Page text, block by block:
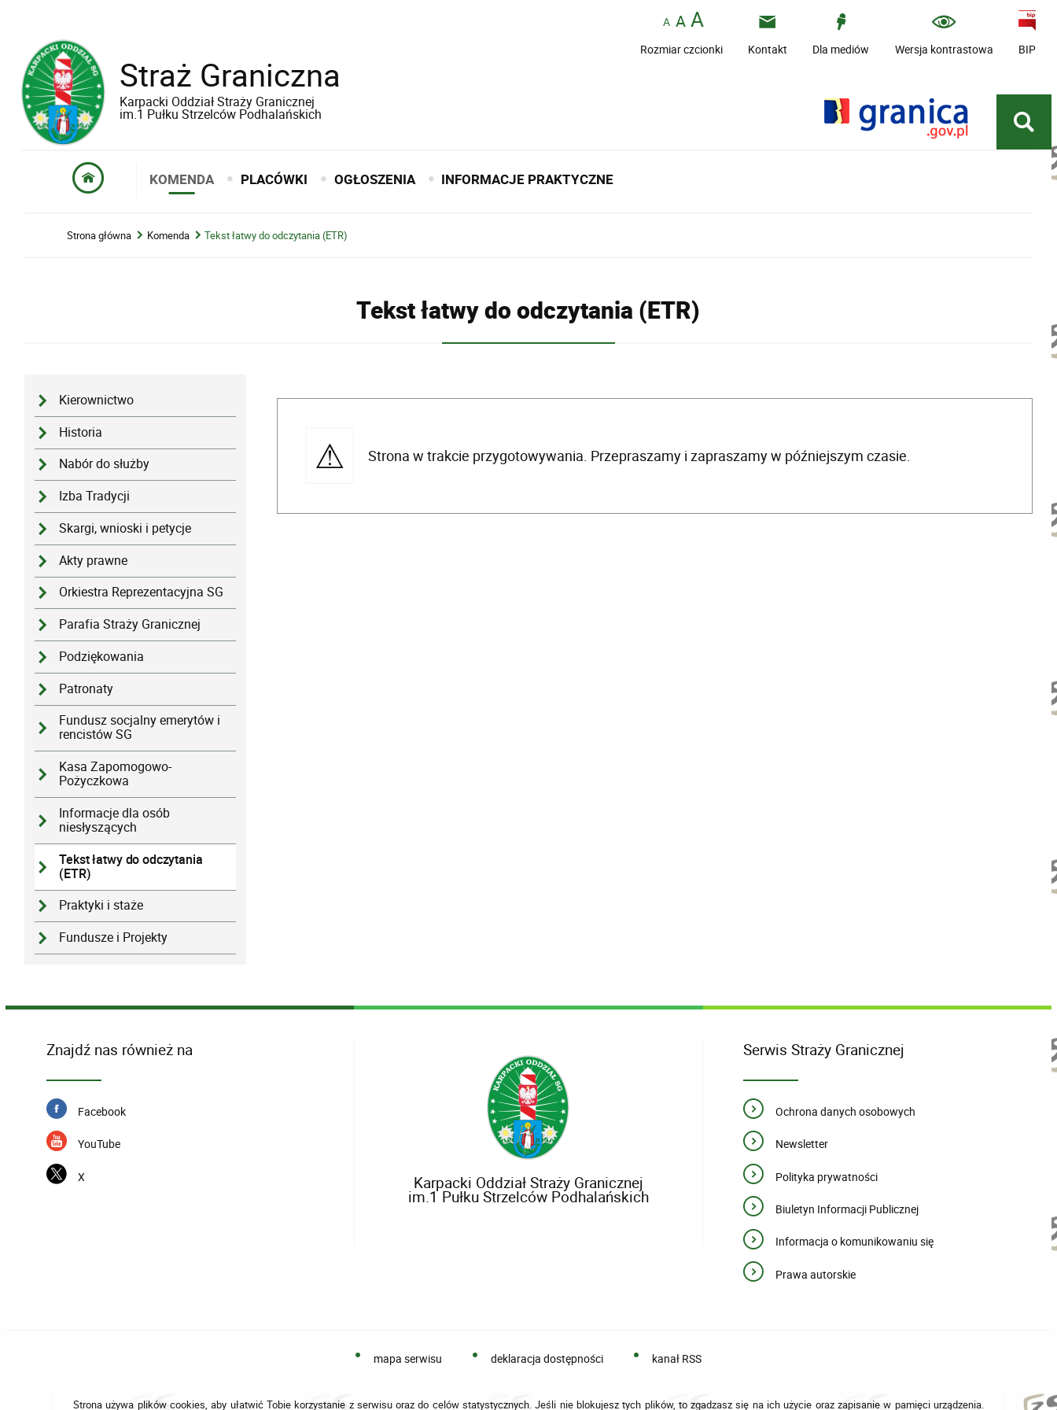
Straż Graniczna
Karpacki Oddział Straży Granicznej
im.1 Pułku Strzelców Podhalańskich
Rozmiar czcionki Kontakt Dla mediów Wersja kontrastowa BIP
KOMENDA PLACÓWKI OGŁOSZENIA INFORMACJE PRAKTYCZNE
Strona główna Komenda Tekst łatwy do odczytania (ETR)
Tekst łatwy do odczytania (ETR)
Kierownictwo
Historia
Nabór do służby
Izba Tradycji
Skargi, wnioski i petycje
Akty prawne
Orkiestra Reprezentacyjna SG
Parafia Straży Granicznej
Podziękowania
Patronaty
Fundusz socjalny emerytów i
rencistów SG
Kasa Zapomogowo-
Pożyczkowa
Informacje dla osób
niesłyszących
Tekst łatwy do odczytania
(ETR)
Praktyki i staże
Fundusze i Projekty
Strona w trakcie przygotowywania. Przepraszamy i zapraszamy w późniejszym czasie.
Znajdź nas również na
Facebook
YouTube
X Karpacki Oddział Straży Granicznej
im.1 Pułku Strzelców Podhalańskich
Serwis Straży Granicznej
Ochrona danych osobowych
Newsletter
Polityka prywatności
Biuletyn Informacji Publicznej
Informacja o komunikowaniu się
Prawa autorskie
mapa serwisu deklaracja dostępności kanał RSS
Strona używa plików cookies, aby ułatwić Tobie korzystanie z serwisu oraz do celów statystycznych. Jeśli nie blokujesz tych plików, to zgadzasz się na ich użycie oraz zapisanie w pamięci urządzenia.